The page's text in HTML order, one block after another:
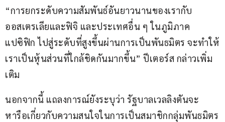
“การยกระดับความสัมพันธ์อันยาวนานของเรากับ
ออสเตรเลียและฟิจิ และประเทศอื่น ๆ ในภูมิภาค
แปซิฟิก ไปสู่ระดับที่สูงขึ้นผ่านการเป็นพันธมิตร จะทำให้
เราเป็นหุ้นส่วนที่ใกล้ชิดกันมากขึ้น” ปีเตอร์ส กล่าวเพิ่ม
เติม
นอกจากนี้ แถลงการณ์ยังระบุว่า รัฐบาลเวลลิงตันจะ
หารือเกี่ยวกับความสนใจในการเป็นสมาชิกกลุ่มพันธมิตร